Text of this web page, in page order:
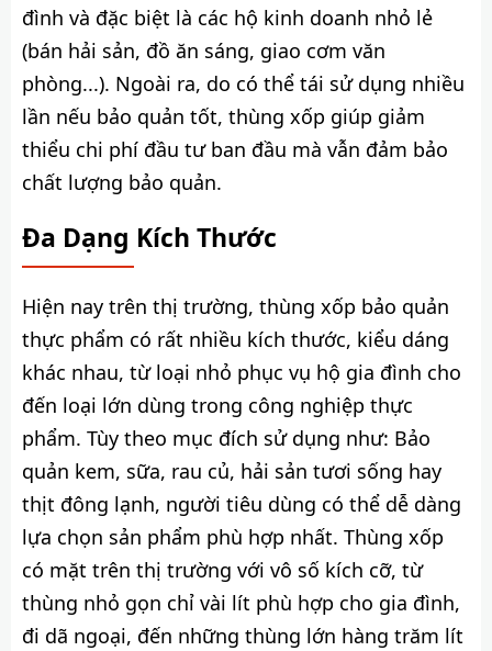
đình và đặc biệt là các hộ kinh doanh nhỏ lẻ
(bán hải sản, đồ ăn sáng, giao cơm văn
phòng...). Ngoài ra, do có thể tái sử dụng nhiều
lần nếu bảo quản tốt, thùng xốp giúp giảm
thiểu chi phí đầu tư ban đầu mà vẫn đảm bảo
chất lượng bảo quản.
Đa Dạng Kích Thước
Hiện nay trên thị trường, thùng xốp bảo quản
thực phẩm có rất nhiều kích thước, kiểu dáng
khác nhau, từ loại nhỏ phục vụ hộ gia đình cho
đến loại lớn dùng trong công nghiệp thực
phẩm. Tùy theo mục đích sử dụng như: Bảo
quản kem, sữa, rau củ, hải sản tươi sống hay
thịt đông lạnh, người tiêu dùng có thể dễ dàng
lựa chọn sản phẩm phù hợp nhất. Thùng xốp
có mặt trên thị trường với vô số kích cỡ, từ
thùng nhỏ gọn chỉ vài lít phù hợp cho gia đình,
đi dã ngoại, đến những thùng lớn hàng trăm lít